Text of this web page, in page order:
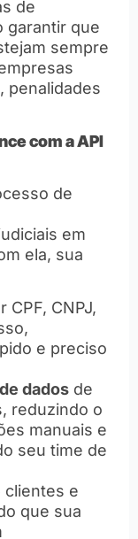
de
garantir que
sempre
penalidades
com a API
de
em
ela, sua
CPF, CNPJ,
e preciso
dados de
reduzindo o
manuais e
seu time de
clientes e
que sua